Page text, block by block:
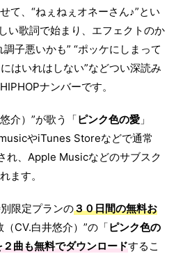
て、“ねぇねぇオネーさん♪”とい
い歌詞で始まり、エフェクトのか
子悪いかも” “ポッケにしまって
はいれはしない”などつい深読み
ナンバーです。
介）”が歌う「ピンク色の愛 」
やiTunes Storeなどで通常
れ、Apple Musicなどのサブスク
ます。
限定プランの３０日間の無料お
（CV.白井悠介）”の「ピンク色の
曲も無料でダウンロードするこ